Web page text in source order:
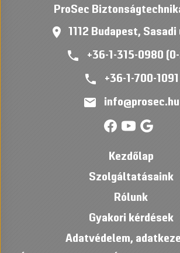
ProSec
place 1112 Budapest,
phone +36-1-315-0980 (0-
phone +36-1-700-1091
mail info@prosec.hu
Kezdőlap
Szolgáltatásaink
Rólunk
Gyakori kérdések
Adatvédelem,